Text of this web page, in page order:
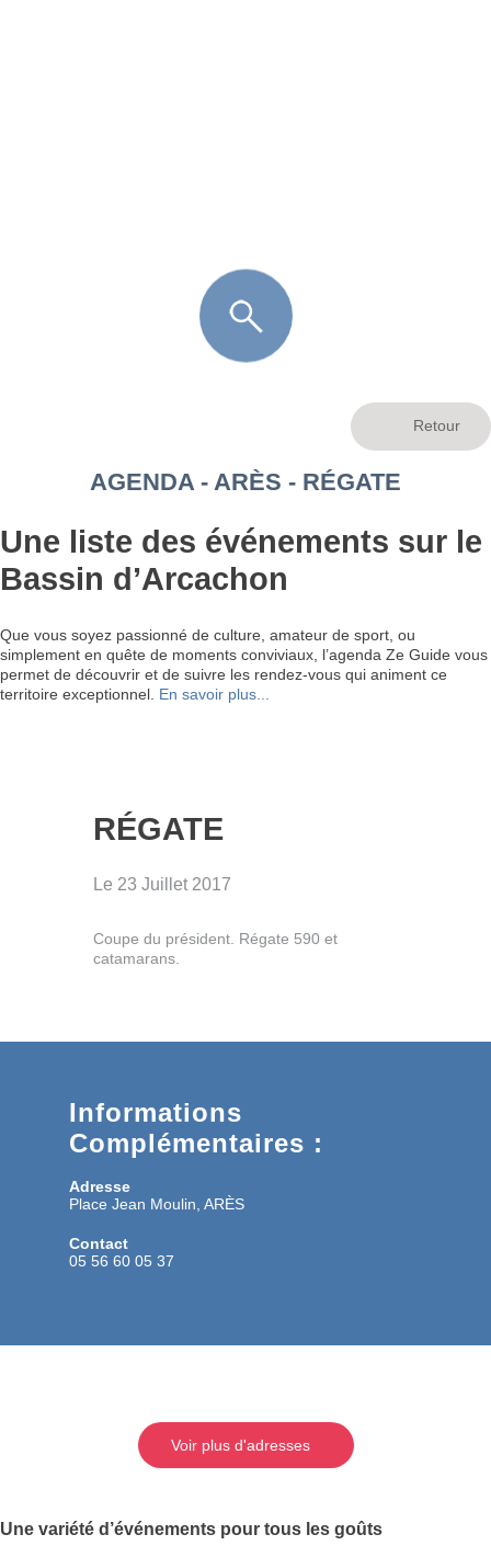
AGENDA - ARÈS - RÉGATE
Une liste des événements sur le
Bassin d’Arcachon
Que vous soyez passionné de culture, amateur de sport, ou
simplement en quête de moments conviviaux, l’agenda Ze Guide vous
permet de découvrir et de suivre les rendez-vous qui animent ce
territoire exceptionnel. En savoir plus...
RÉGATE
Le 23 Juillet 2017
Coupe du président. Régate 590 et
catamarans.
Informations
Complémentaires :
Adresse
Place Jean Moulin, ARÈS
Contact
05 56 60 05 37
Voir plus d'adresses
Une variété d’événements pour tous les goûts